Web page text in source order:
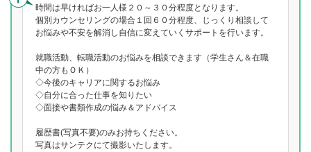
時間は早ければお一人様２０～３０分程度となります。
個別カウンセリングの場合１回６０分程度、じっくり相談して
お悩みや不安を解消し自信に変えていくサポートを行います。
就職活動、転職活動のお悩みを相談できます（学生さん＆在職
中の方もＯＫ）
◇今後のキャリアに関するお悩み
◇自分に合った仕事を知りたい
◇面接や書類作成の悩み＆アドバイス
履歴書(写真不要)のみお持ちください。
写真はサンテクにて撮影いたします。